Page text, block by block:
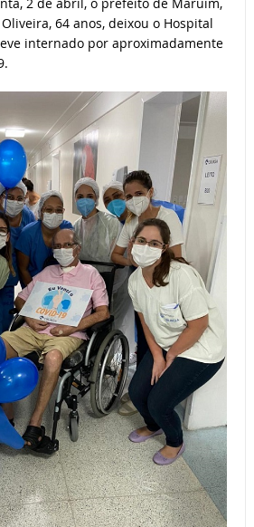
64 anos, deixou o Hospital
internado por aproximadamente